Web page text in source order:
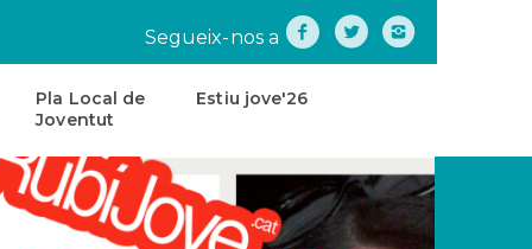
Segueix-nos a
Pla Local de
Joventut
Pla
Local
de
Joventut
Estiu jove'26